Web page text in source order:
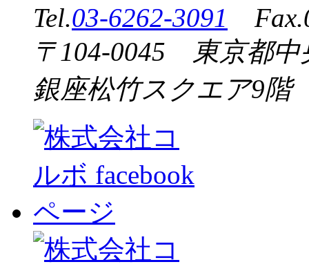
Tel.03-6262-3091
〒104-0045 東京都中
銀座松竹スクエア9階